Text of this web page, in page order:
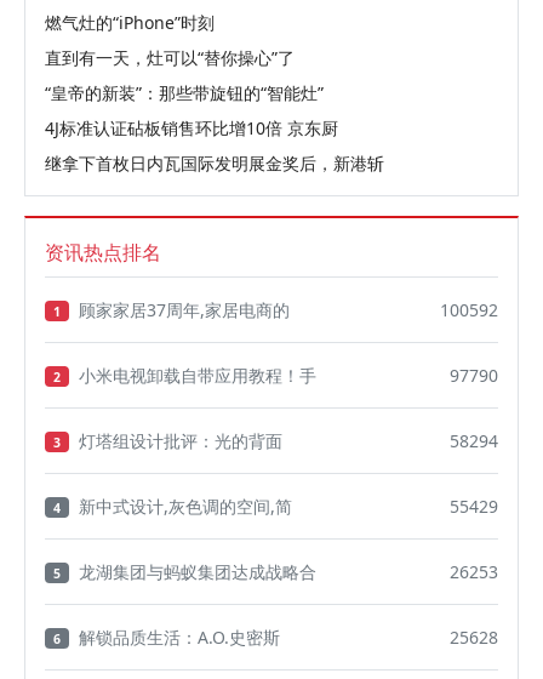
燃气灶的“iPhone”时刻
直到有一天，灶可以“替你操心”了
“皇帝的新装”：那些带旋钮的“智能灶”
4J标准认证砧板销售环比增10倍 京东厨
继拿下首枚日内瓦国际发明展金奖后，新港斩
资讯热点排名
1 顾家家居37周年,家居电商的 100592
2 小米电视卸载自带应用教程！手 97790
3 灯塔组设计批评：光的背面 58294
4 新中式设计,灰色调的空间,简 55429
5 龙湖集团与蚂蚁集团达成战略合 26253
6 解锁品质生活：A.O.史密斯 25628